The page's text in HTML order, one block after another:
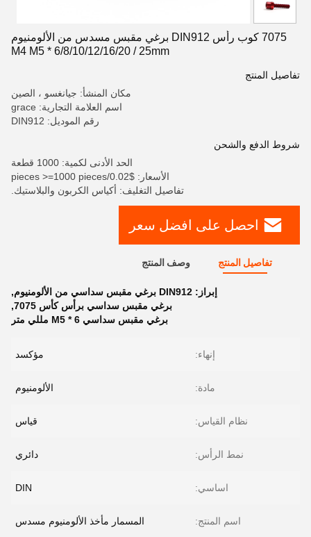
7075 كوب رأس DIN912 برغي مقبس مسدس من الألومنيوم
M4 M5 * 6/8/10/12/16/20 / 25mm
تفاصيل المنتج
مكان المنشأ: جيانغسو ، الصين
اسم العلامة التجارية: grace
رقم الموديل: DIN912
شروط الدفع والشحن
الحد الأدنى لكمية: 1000 قطعة
الأسعار: $0.02/pieces >=1000 pieces
تفاصيل التغليف: أكياس الكربون والبلاستيك.
احصل على افضل سعر
تفاصيل المنتج وصف المنتج
إبراز: DIN912 برغي مقبس سداسي من الألومنيوم
,
برغي مقبس سداسي برأس كأس 7075
,
برغي مقبس سداسي M5 * 6 مللي متر
إنهاء: مؤكسد
مادة: الألومنيوم
نظام القياس: قياس
نمط الرأس: دائري
اساسي: DIN
اسم المنتج: المسمار مأخذ الألومنيوم مسدس